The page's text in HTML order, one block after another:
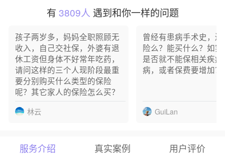
奶** 已成功预约
谢** 已成功预约
w** 已成功预约
忘** 已成功预约
用** 已成功预约
张** 已成功预约
曾** 已成功预约
H** 已成功预约
有 3809人 遇到和你一样的问题
孩子两岁多，妈妈全职照顾无
收入，自己交社保，外婆有退
休工资但身体不好常年吃药，
请问这样的三个人现阶段最重
要分别购买什么类型的保险
呢？其它家人的保险怎么买？
林云
曾经有患病手术史，
险么？能买什么？如
是否就不能保相关疾
病，或者保费要增加？
GuiLan
服务介绍 真实案例 用户评价